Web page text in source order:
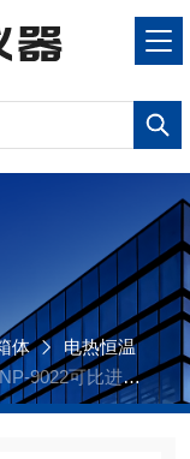
体
电热恒温
9022可比进口